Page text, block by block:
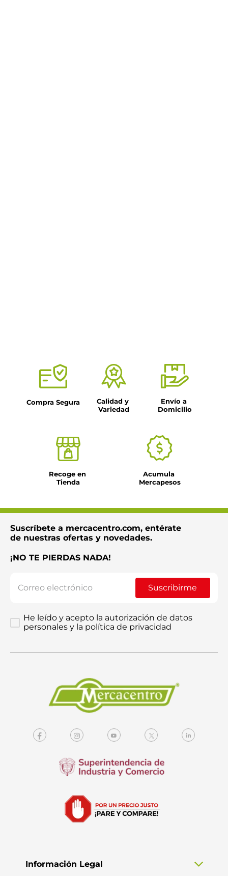
Compra Segura
Calidad y
Variedad
Envío a
Domicilio
Recoge en
Tienda
Acumula
Mercapesos
Suscríbete a mercacentro.com, entérate
de nuestras ofertas y novedades.
¡NO TE PIERDAS NADA!
Suscribirme
He leído y acepto la autorización de datos
personales y la política de privacidad
Información Legal